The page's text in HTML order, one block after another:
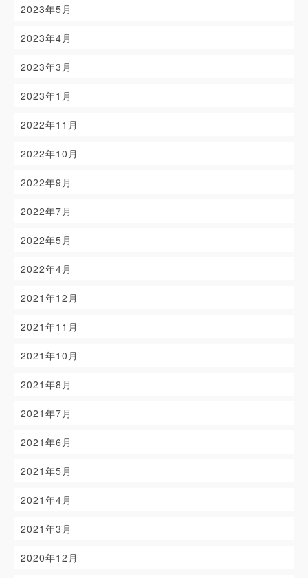
2023年5月
2023年4月
2023年3月
2023年1月
2022年11月
2022年10月
2022年9月
2022年7月
2022年5月
2022年4月
2021年12月
2021年11月
2021年10月
2021年8月
2021年7月
2021年6月
2021年5月
2021年4月
2021年3月
2020年12月